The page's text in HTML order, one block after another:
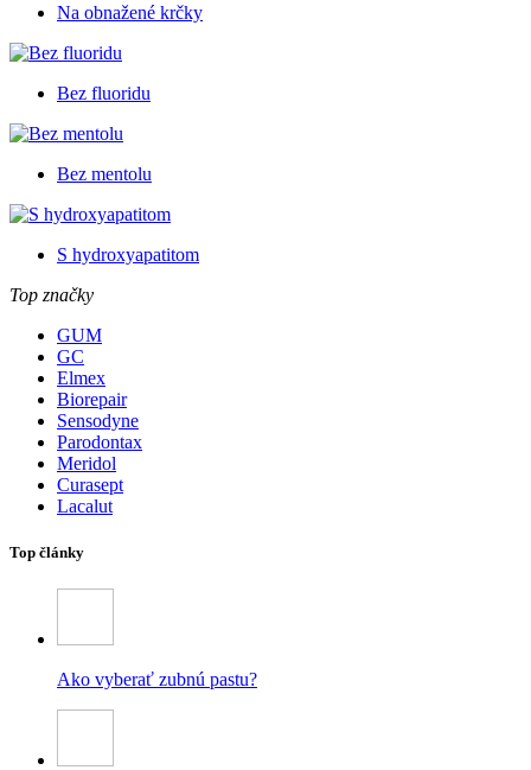
Na obnažené krčky
Bez fluoridu
Bez mentolu
S hydroxyapatitom
Top značky
GUM
GC
Elmex
Biorepair
Sensodyne
Parodontax
Meridol
Curasept
Lacalut
Top články
Ako vyberať zubnú pastu?